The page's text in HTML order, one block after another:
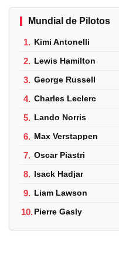
Mundial de Pilotos
1. Kimi Antonelli
2. Lewis Hamilton
3. George Russell
4. Charles Leclerc
5. Lando Norris
6. Max Verstappen
7. Oscar Piastri
8. Isack Hadjar
9. Liam Lawson
10.Pierre Gasly